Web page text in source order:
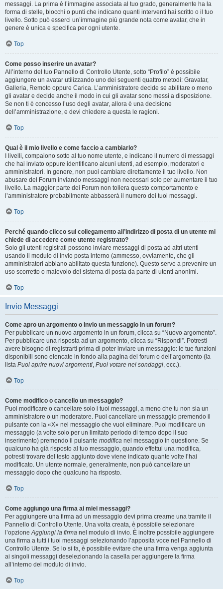
messaggi. La prima è l’immagine associata al tuo grado, generalmente ha la
forma di stelle, blocchi o punti che indicano quanti interventi hai scritto o il tuo
livello. Sotto può esserci un’immagine più grande nota come avatar, che in
genere è unica e specifica per ogni utente.
Top
Come posso inserire un avatar?
All’interno del tuo Pannello di Controllo Utente, sotto “Profilo” è possibile
aggiungere un avatar utilizzando uno dei seguenti quattro metodi: Gravatar,
Galleria, Remoto oppure Carica. L’amministratore decide se abilitare o meno
gli avatar e decide anche il modo in cui gli avatar sono messi a disposizione.
Se non ti è concesso l’uso degli avatar, allora è una decisione
dell’amministrazione, e devi chiedere a questa le ragioni.
Top
Qual è il mio livello e come faccio a cambiarlo?
I livelli, compaiono sotto al tuo nome utente, e indicano il numero di messaggi
che hai inviato oppure identificano alcuni utenti, ad esempio, moderatori e
amministratori. In genere, non puoi cambiare direttamente il tuo livello. Non
abusare del Forum inviando messaggi non necessari solo per aumentare il tuo
livello. La maggior parte dei Forum non tollera questo comportamento e
l’amministratore probabilmente abbasserà il numero dei tuoi messaggi.
Top
Perché quando clicco sul collegamento all’indirizzo di posta di un utente mi
chiede di accedere come utente registrato?
Solo gli utenti registrati possono inviare messaggi di posta ad altri utenti
usando il modulo di invio posta interno (ammesso, ovviamente, che gli
amministratori abbiano abilitato questa funzione). Questo serve a prevenire un
uso scorretto o malevolo del sistema di posta da parte di utenti anonimi.
Top
Invio Messaggi
Come apro un argomento o invio un messaggio in un forum?
Per pubblicare un nuovo argomento in un forum, clicca su “Nuovo argomento”.
Per pubblicare una risposta ad un argomento, clicca su “Rispondi”. Potresti
avere bisogno di registrarti prima di poter inviare un messaggio: le tue funzioni
disponibili sono elencate in fondo alla pagina del forum o dell’argomento (la
lista Puoi aprire nuovi argomenti, Puoi votare nei sondaggi, ecc.).
Top
Come modifico o cancello un messaggio?
Puoi modificare o cancellare solo i tuoi messaggi, a meno che tu non sia un
amministratore o un moderatore. Puoi cancellare un messaggio premendo il
pulsante con la «X» nel messaggio che vuoi eliminare. Puoi modificare un
messaggio (a volte solo per un limitato periodo di tempo dopo il suo
inserimento) premendo il pulsante modifica nel messaggio in questione. Se
qualcuno ha già risposto al tuo messaggio, quando effettui una modifica,
potresti trovare del testo aggiunto dove viene indicato quante volte l’hai
modificato. Un utente normale, generalmente, non può cancellare un
messaggio dopo che qualcuno ha risposto.
Top
Come aggiungo una firma ai miei messaggi?
Per aggiungere una firma ad un messaggio devi prima crearne una tramite il
Pannello di Controllo Utente. Una volta creata, è possibile selezionare
l’opzioneAggiungi la firma nel modulo di invio. È inoltre possibile aggiungere
una firma a tutti i tuoi messaggi selezionando l’apposita voce nel Pannello di
Controllo Utente. Se lo si fa, è possibile evitare che una firma venga aggiunta
ai singoli messaggi deselezionando la casella per aggiungere la firma
all’interno del modulo di invio.
Top